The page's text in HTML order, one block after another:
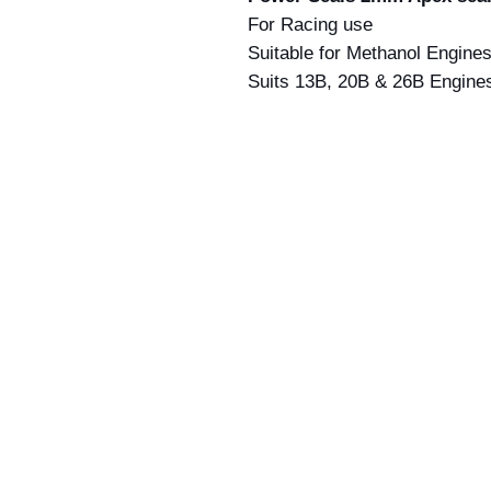
For Racing use
Suitable for Methanol Engines
Suits 13B, 20B & 26B